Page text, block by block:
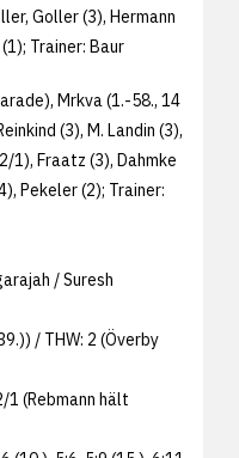
Goller (3), Hermann
Trainer: Baur
Mrkva (1.-58., 14
(3), M. Landin (3),
1), Fraatz (3), Dahmke
Pekeler (2); Trainer:
/ Suresh
/ THW: 2 (Överby
1 (Rebmann hält